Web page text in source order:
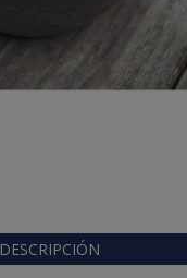
DESCRIPCIÓN